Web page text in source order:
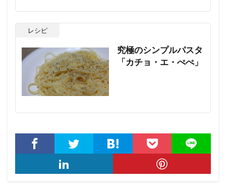
レシピ
究極のシンプルパスタ
「カチョ・エ・ぺぺ」